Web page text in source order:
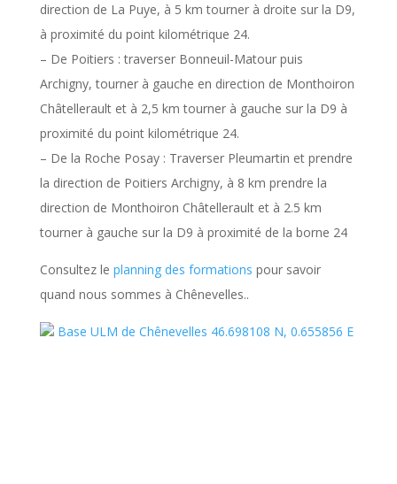
direction de La Puye, à 5 km tourner à droite sur la D9,
à proximité du point kilométrique 24.
– De Poitiers : traverser Bonneuil-Matour puis
Archigny, tourner à gauche en direction de Monthoiron
Châtellerault et à 2,5 km tourner à gauche sur la D9 à
proximité du point kilométrique 24.
– De la Roche Posay : Traverser Pleumartin et prendre
la direction de Poitiers Archigny, à 8 km prendre la
direction de Monthoiron Châtellerault et à 2.5 km
tourner à gauche sur la D9 à proximité de la borne 24
Consultez le planning des formations pour savoir
quand nous sommes à Chênevelles..
Base ULM de Chênevelles 46.698108 N, 0.655856 E